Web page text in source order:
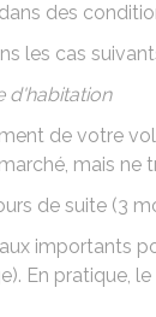
des
les cas
d'habitation
de votre
mais ne
de suite (3
importants
En pratique,